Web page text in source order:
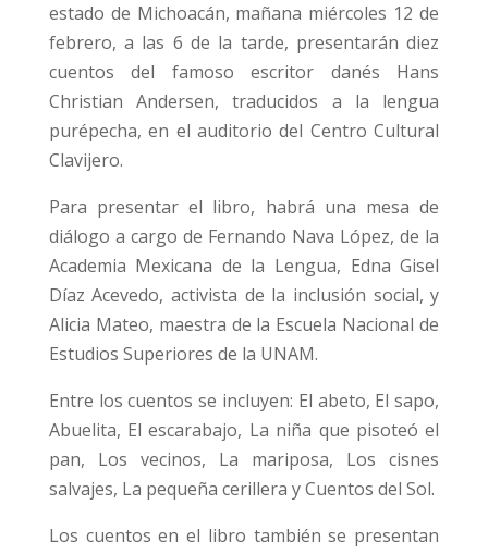
estado de Michoacán, mañana miércoles 12 de
febrero, a las 6 de la tarde, presentarán diez
cuentos del famoso escritor danés Hans
Christian Andersen, traducidos a la lengua
purépecha, en el auditorio del Centro Cultural
Clavijero.
Para presentar el libro, habrá una mesa de
diálogo a cargo de Fernando Nava López, de la
Academia Mexicana de la Lengua, Edna Gisel
Díaz Acevedo, activista de la inclusión social, y
Alicia Mateo, maestra de la Escuela Nacional de
Estudios Superiores de la UNAM.
Entre los cuentos se incluyen: El abeto, El sapo,
Abuelita, El escarabajo, La niña que pisoteó el
pan, Los vecinos, La mariposa, Los cisnes
salvajes, La pequeña cerillera y Cuentos del Sol.
Los cuentos en el libro también se presentan